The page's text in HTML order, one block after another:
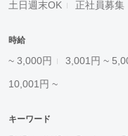
土日週末OK 正社員募集
時給
~ 3,000円 3,001円 ~
10,001円 ~
キーワード